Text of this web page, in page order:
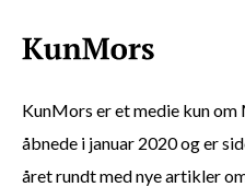
KunMors er et medie kun
åbnede i januar 2020 og er
året rundt med nye artikler